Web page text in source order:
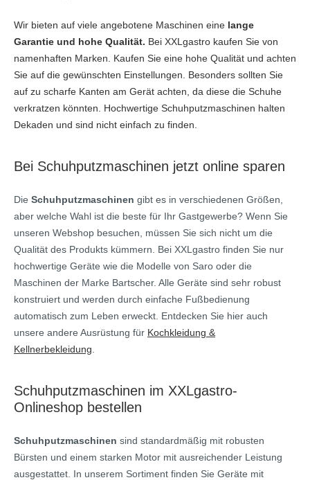
Wir bieten auf viele angebotene Maschinen eine lange
Garantie und hohe Qualität. Bei XXLgastro kaufen Sie von
namenhaften Marken. Kaufen Sie eine hohe Qualität und achten
Sie auf die gewünschten Einstellungen. Besonders sollten Sie
auf zu scharfe Kanten am Gerät achten, da diese die Schuhe
verkratzen könnten. Hochwertige Schuhputzmaschinen halten
Dekaden und sind nicht einfach zu finden.
Bei Schuhputzmaschinen jetzt online sparen
Die Schuhputzmaschinen gibt es in verschiedenen Größen,
aber welche Wahl ist die beste für Ihr Gastgewerbe? Wenn Sie
unseren Webshop besuchen, müssen Sie sich nicht um die
Qualität des Produkts kümmern. Bei XXLgastro finden Sie nur
hochwertige Geräte wie die Modelle von Saro oder die
Maschinen der Marke Bartscher. Alle Geräte sind sehr robust
konstruiert und werden durch einfache Fußbedienung
automatisch zum Leben erweckt. Entdecken Sie hier auch
unsere andere Ausrüstung für Kochkleidung &
Kellnerbekleidung
Schuhputzmaschinen im XXLgastro-
Onlineshop bestellen
Schuhputzmaschinen sind standardmäßig mit robusten
Bürsten und einem starken Motor mit ausreichender Leistung
ausgestattet. In unserem Sortiment finden Sie Geräte mit